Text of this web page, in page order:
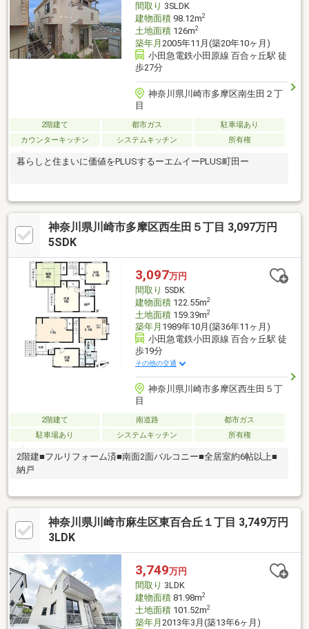
間取り 3SLDK
建物面積98.12m2
土地面積126m2
築年月 2005年11月(築20年10ヶ月)
小田急電鉄小田原線 百合ヶ丘駅 徒
歩27分
神奈川県川崎市多摩区南生田２丁
目
2階建て 都市ガス
駐車場あり
カウンターキッチン
システムキッチン 所有権
暮らしと住まいに価値をPLUSするーエムイーPLUS町田ー
神奈川県川崎市多摩区西生田５丁目 3,097万円
5SDK
3,097万円
間取り 5SDK
建物面積122.55m2
土地面積159.39m2
築年月 1989年10月(築36年11ヶ月)
小田急電鉄小田原線 百合ヶ丘駅 徒
歩19分
その他の交通
神奈川県川崎市多摩区西生田５丁
目
2階建て 南道路
都市ガス
駐車場あり
システムキッチン 所有権
2階建■フルリフォーム済■南面2面バルコニー■全居室約6帖以上■
納戸
神奈川県川崎市麻生区東百合丘１丁目 3,749万円
3LDK
3,749万円
間取り 3LDK
建物面積81.98m2
土地面積101.52m2
築年月 2013年3月(築13年6ヶ月)